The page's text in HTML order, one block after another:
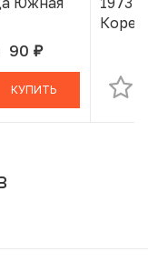
90 руб.
В КОРЗИНЕ
КУПИТЬ
Корея